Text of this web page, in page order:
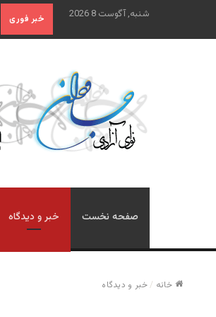
شنبه, آگوست 8 2026 خبر فوری
صفحه نخست خبر و دیدگاه
خانه /خبر و دیدگاه